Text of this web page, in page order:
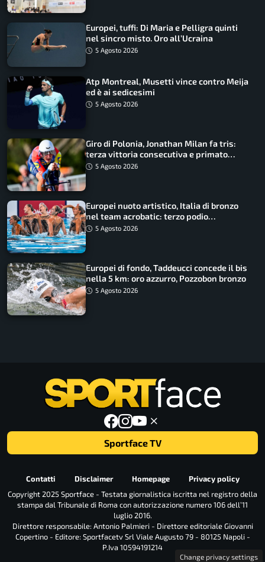
Europei, tuffi: Di Maria e Pelligra quinti
nel sincro misto. Oro all’Ucraina
5 Agosto 2026
Atp Montreal, Musetti vince contro Meija
ed è ai sedicesimi
5 Agosto 2026
Giro di Polonia, Jonathan Milan fa tris:
terza vittoria consecutiva e primato
rafforzato
5 Agosto 2026
Europei nuoto artistico, Italia di bronzo
nel team acrobatic: terzo podio
consecutivo
5 Agosto 2026
Europei di fondo, Taddeucci concede il bis
nella 5 km: oro azzurro, Pozzobon bronzo
5 Agosto 2026
Sportface TV
Contatti Disclaimer Homepage
Privacy policy
Copyright 2025 Sportface - Testata giornalistica iscritta nel registro della
stampa dal Tribunale di Roma con autorizzazione numero 106 dell’11
luglio 2016.
Direttore responsabile: Antonio Palmieri - Direttore editoriale Giovanni
Copertino - Editore: Sportfacetv Srl Viale Augusto 79 - 80125 Napoli -
P.Iva 10594191214
Change privacy settings